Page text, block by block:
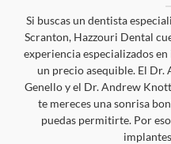
Si buscas un dentista
Scranton, Hazzouri Dental
experiencia especializados
un precio asequible. El Dr.
Genello y el Dr. Andrew
te mereces una sonrisa
puedas permitirte. Por